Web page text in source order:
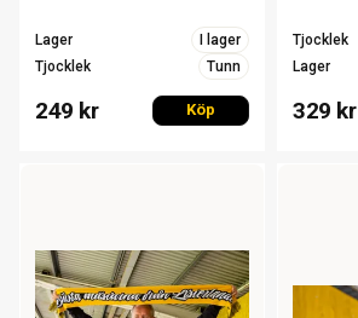
Lager
I lager
Tjocklek
Tunn
249 kr Köp
Tjocklek
Lager
329 kr